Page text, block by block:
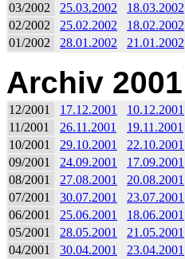
03/2002
25.03.2002 18.03.2002
02/2002
25.02.2002 18.02.2002
01/2002
28.01.2002 21.01.2002
Archiv 2001
12/2001 17.12.2001 10.12.2001
11/2001
26.11.2001 19.11.2001
10/2001
29.10.2001 22.10.2001
09/2001
24.09.2001 17.09.2001
08/2001
27.08.2001 20.08.2001
07/2001
30.07.2001 23.07.2001
06/2001
25.06.2001 18.06.2001
05/2001
28.05.2001 21.05.2001
04/2001
30.04.2001 23.04.2001